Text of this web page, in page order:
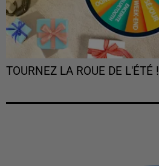
TOURNEZ LA ROUE DE L'ÉTÉ !